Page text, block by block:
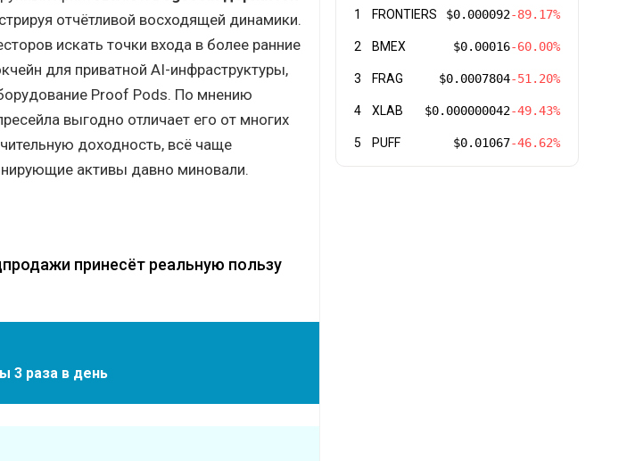
отчётливой восходящей динамики.
искать точки входа в более ранние
для приватной AI-инфраструктуры,
Proof Pods. По мнению
выгодно отличает его от многих
доходность, всё чаще
активы давно миновали.
принесёт реальную пользу
3 раза в день
1 FRONTIERS $0.000092-89.17%
2 BMEX $0.00016-60.00%
3 FRAG $0.0007804-51.20%
4 XLAB $0.000000042-49.43%
5 PUFF $0.01067-46.62%